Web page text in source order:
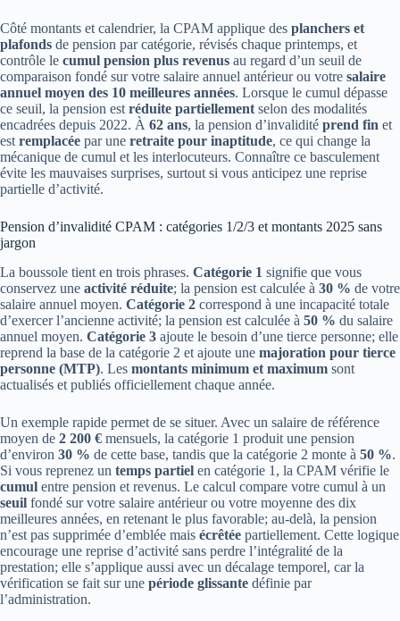
Côté montants et calendrier, la CPAM applique des planchers et
plafonds de pension par catégorie, révisés chaque printemps, et
contrôle le cumul pension plus revenus au regard d’un seuil de
comparaison fondé sur votre salaire annuel antérieur ou votre salaire
annuel moyen des 10 meilleures années. Lorsque le cumul dépasse
ce seuil, la pension est réduite partiellement selon des modalités
encadrées depuis 2022. À 62 ans, la pension d’invalidité prend fin et
est remplacée par une retraite pour inaptitude, ce qui change la
mécanique de cumul et les interlocuteurs. Connaître ce basculement
évite les mauvaises surprises, surtout si vous anticipez une reprise
partielle d’activité.
Pension d’invalidité CPAM : catégories 1/2/3 et montants 2025 sans
jargon
La boussole tient en trois phrases. Catégorie 1 signifie que vous
conservez une activité réduite; la pension est calculée à 30 % de votre
salaire annuel moyen. Catégorie 2 correspond à une incapacité totale
d’exercer l’ancienne activité; la pension est calculée à 50 % du salaire
annuel moyen. Catégorie 3 ajoute le besoin d’une tierce personne; elle
reprend la base de la catégorie 2 et ajoute une majoration pour tierce
personne (MTP). Les montants minimum et maximum sont
actualisés et publiés officiellement chaque année.
Un exemple rapide permet de se situer. Avec un salaire de référence
moyen de 2 200 € mensuels, la catégorie 1 produit une pension
d’environ 30 % de cette base, tandis que la catégorie 2 monte à 50 %.
Si vous reprenez un temps partiel en catégorie 1, la CPAM vérifie le
cumul entre pension et revenus. Le calcul compare votre cumul à un
seuil fondé sur votre salaire antérieur ou votre moyenne des dix
meilleures années, en retenant le plus favorable; au-delà, la pension
n’est pas supprimée d’emblée mais écrêtée partiellement. Cette logique
encourage une reprise d’activité sans perdre l’intégralité de la
prestation; elle s’applique aussi avec un décalage temporel, car la
vérification se fait sur une période glissante définie par
l’administration.